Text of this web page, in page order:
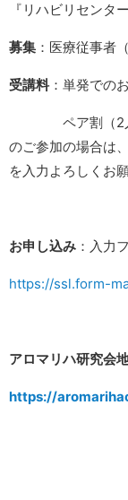
『リハビリセン
募集 ：医療従事者
受講料 ：単発で
ペア割（2人
のご参加の場合は
を入力よろしくお
お申し込み ：入力
https://ssl.form-
アロマリハ研究会
https://